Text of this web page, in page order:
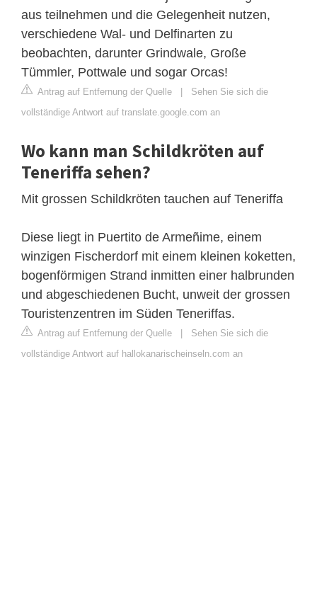
aus teilnehmen und die Gelegenheit nutzen,
verschiedene Wal- und Delfinarten zu
beobachten, darunter Grindwale, Große
Tümmler, Pottwale und sogar Orcas!
Antrag auf Entfernung der Quelle | Sehen Sie sich die
vollständige Antwort auf translate.google.com an
Wo kann man Schildkröten auf
Teneriffa sehen?
Mit grossen Schildkröten tauchen auf Teneriffa
Diese liegt in Puertito de Armeñime, einem
winzigen Fischerdorf mit einem kleinen koketten,
bogenförmigen Strand inmitten einer halbrunden
und abgeschiedenen Bucht, unweit der grossen
Touristenzentren im Süden Teneriffas.
Antrag auf Entfernung der Quelle | Sehen Sie sich die
vollständige Antwort auf hallokanarischeinseln.com an